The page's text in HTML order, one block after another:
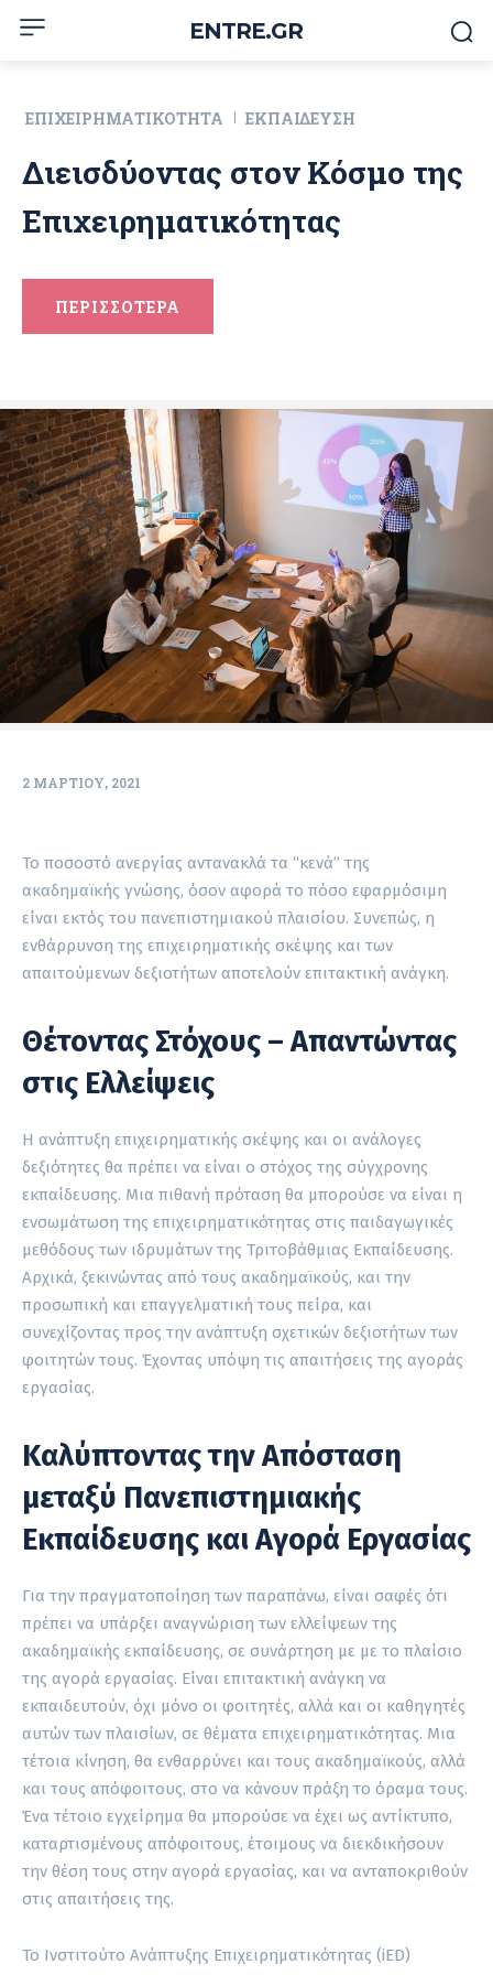
ENTRE.GR
ΕΠΙΧΕΙΡΗΜΑΤΙΚΌΤΗΤΑ ΕΚΠΑΊΔΕΥΣΗ
Διεισδύοντας στον Κόσμο της
Επιχειρηματικότητας
ΠΕΡΙΣΣΟΤΕΡΑ
2 ΜΑΡΤΊΟΥ, 2021
Το ποσοστό ανεργίας αντανακλά τα “κενά” της
ακαδημαϊκής γνώσης, όσον αφορά το πόσο εφαρμόσιμη
είναι εκτός του πανεπιστημιακού πλαισίου. Συνεπώς, η
ενθάρρυνση της επιχειρηματικής σκέψης και των
απαιτούμενων δεξιοτήτων αποτελούν επιτακτική ανάγκη.
Θέτοντας Στόχους – Απαντώντας
στις Ελλείψεις
Η ανάπτυξη επιχειρηματικής σκέψης και οι ανάλογες
δεξιότητες θα πρέπει να είναι ο στόχος της σύγχρονης
εκπαίδευσης. Μια πιθανή πρόταση θα μπορούσε να είναι η
ενσωμάτωση της επιχειρηματικότητας στις παιδαγωγικές
μεθόδους των ιδρυμάτων της Τριτοβάθμιας Εκπαίδευσης.
Αρχικά, ξεκινώντας από τους ακαδημαϊκούς, και την
προσωπική και επαγγελματική τους πείρα, και
συνεχίζοντας προς την ανάπτυξη σχετικών δεξιοτήτων των
φοιτητών τους. Έχοντας υπόψη τις απαιτήσεις της αγοράς
εργασίας.
Καλύπτοντας την Απόσταση
μεταξύ Πανεπιστημιακής
Εκπαίδευσης και Αγορά Εργασίας
Για την πραγματοποίηση των παραπάνω, είναι σαφές ότι
πρέπει να υπάρξει αναγνώριση των ελλείψεων της
ακαδημαϊκής εκπαίδευσης, σε συνάρτηση με με το πλαίσιο
της αγορά εργασίας. Είναι επιτακτική ανάγκη να
εκπαιδευτούν, όχι μόνο οι φοιτητές, αλλά και οι καθηγητές
αυτών των πλαισίων, σε θέματα επιχειρηματικότητας. Μια
τέτοια κίνηση, θα ενθαρρύνει και τους ακαδημαϊκούς, αλλά
και τους απόφοιτους, στο να κάνουν πράξη το όραμα τους.
Ένα τέτοιο εγχείρημα θα μπορούσε να έχει ως αντίκτυπο,
καταρτισμένους απόφοιτους, έτοιμους να διεκδικήσουν
την θέση τους στην αγορά εργασίας, και να ανταποκριθούν
στις απαιτήσεις της.
Το Ινστιτούτο Ανάπτυξης Επιχειρηματικότητας (iED)